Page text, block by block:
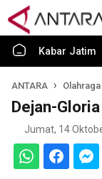
Kabar Jatim
ANTARA Olahraga
Dejan-
Jumat, 14